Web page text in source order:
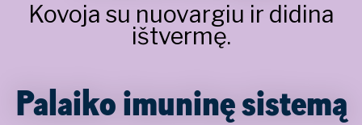
Kovoja su nuovargiu ir didina
ištvermę.
Palaiko imuninę sistemą